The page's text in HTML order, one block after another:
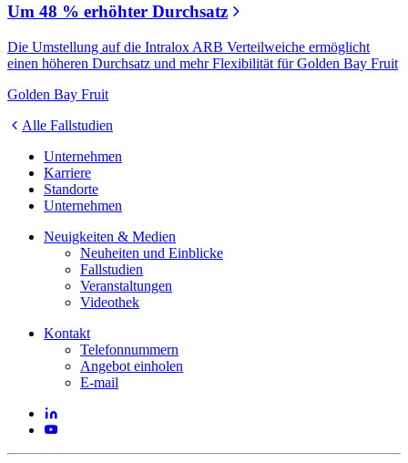
Um 48 % erhöhter Durchsatz
Die Umstellung auf die Intralox ARB Verteilweiche ermöglicht
einen höheren Durchsatz und mehr Flexibilität für Golden Bay Fruit
Golden Bay Fruit
Alle Fallstudien
Unternehmen
Karriere
Standorte
Unternehmen
Neuigkeiten & Medien
Neuheiten und Einblicke
Fallstudien
Veranstaltungen
Videothek
Kontakt
Telefonnummern
Angebot einholen
E-mail